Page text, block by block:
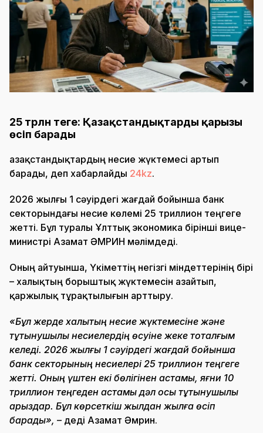
25 трлн теңге: Қазақстандықтардың қарызы
өсіп барады
Қазақстандықтардың несие жүктемесі артып
барады, деп хабарлайды 24kz.
2026 жылғы 1 сәуірдегі жағдай бойынша банк
секторындағы несие көлемі 25 триллион теңгеге
жетті. Бұл туралы Ұлттық экономика бірінші вице-
министрі Азамат ӘМРИН мәлімдеді.
Оның айтуынша, Үкіметтің негізгі міндеттерінің бірі
– халықтың борыштық жүктемесін азайтып,
қаржылық тұрақтылығын арттыру.
«Бұл жерде халықтың несие жүктемесіне және
тұтынушылық несиелердің өсуіне жеке тоқталғым
келеді. 2026 жылғы 1 сәуірдегі жағдай бойынша
банк секторының несиелері 25 триллион теңгеге
жетті. Оның үштен екі бөлігінен астамы, яғни 10
триллион теңгеден астамы дәл осы тұтынушылық
қарыздар. Бұл көрсеткіш жылдан жылға өсіп
барады», – деді Азамат Әмрин.